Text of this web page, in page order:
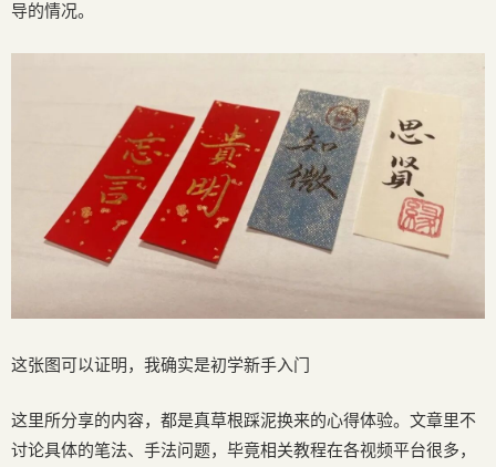
导的情况。
这张图可以证明，我确实是初学新手入门
这里所分享的内容，都是真草根踩泥换来的心得体验。文章里不
讨论具体的笔法、手法问题，毕竟相关教程在各视频平台很多，